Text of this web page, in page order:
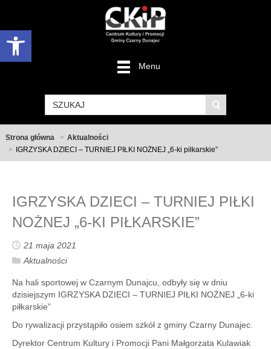
Otwórz pasek narzędzi
Menu
Strona główna
Aktualności
IGRZYSKA DZIECI – TURNIEJ PIŁKI NOŻNEJ „6-ki piłkarskie”
IGRZYSKA DZIECI – TURNIEJ PIŁKI
NOŻNEJ „6-KI PIŁKARSKIE”
21 maja 2021
Aktualności
Na hali sportowej w Czarnym Dunajcu, odbyły się w dniu
dzisiejszym IGRZYSKA DZIECI – TURNIEJ PIŁKI NOŻNEJ „6-ki
piłkarskie”
Do rywalizacji przystąpiło osiem szkół z gminy Czarny Dunajec.
Dyrektor Centrum Kultury i Promocji Pani Małgorzata Kulawiak